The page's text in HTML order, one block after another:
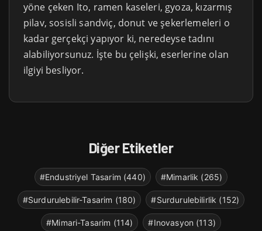
yöne çeken Ito, ramen kaseleri, gyoza, kızarmış
pilav, sosisli sandviç, donut ve şekerlemeleri o
kadar gerçekçi yapıyor ki, neredeyse tadını
alabiliyorsunuz. İşte bu çelişki, eserlerine olan
ilgiyi besliyor.
Diğer Etiketler
#Endustriyel Tasarim (440) #Mimarlik (265)
#Surdurulebilir-Tasarim (180) #Surdurulebilirlik (152)
#Mimari-Tasarim (114) #Inovasyon (113)